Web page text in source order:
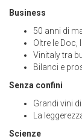
Business
50 anni di
Oltre le Doc,
Vinitaly tra
Bilanci e
Senza confini
Grandi vini
La
Scienze